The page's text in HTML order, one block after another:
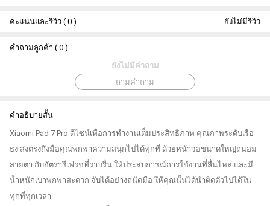
คะแนนและรีวิว ( 0 ) ยังไม่มีรีวิว
คำถามลูกค้า ( 0 )
ยังไม่มีคำถาม
ถามคำถาม
คำอธิบายสั้น
Xiaomi Pad 7 Pro ดีไซน์เพื่อการทำงานเต็มประสิทธิภาพ คุณภาพระดับเรือ
ธง ส่งตรงถึงมือคุณพกพาความสนุกไปได้ทุกที่ ด้วยหน้าจอขนาดใหญ่ถนอม
สายตา กับอัตรารีเฟรชที่ราบรื่น ให้ประสบการณ์การใช้งานที่ลื่นไหล และมี
น้ำหนักเบาพกพาสะดวก จับได้อย่างถนัดมือ ให้คุณนั้นได้นำติดตัวไปได้ใน
ทุกที่ทุกเวลา